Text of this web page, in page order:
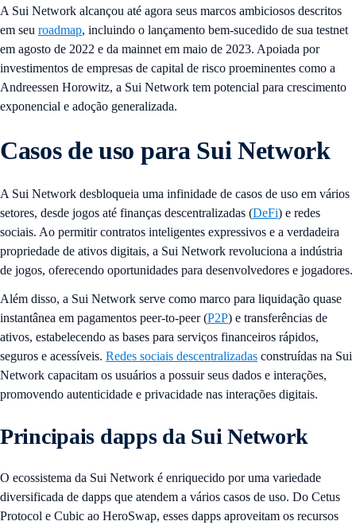
A Sui Network alcançou até agora seus marcos ambiciosos descritos
em seu roadmap, incluindo o lançamento bem-sucedido de sua testnet
em agosto de 2022 e da mainnet em maio de 2023. Apoiada por
investimentos de empresas de capital de risco proeminentes como a
Andreessen Horowitz, a Sui Network tem potencial para crescimento
exponencial e adoção generalizada.
Casos de uso para Sui Network
A Sui Network desbloqueia uma infinidade de casos de uso em vários
setores, desde jogos até finanças descentralizadas (DeFi) e redes
sociais. Ao permitir contratos inteligentes expressivos e a verdadeira
propriedade de ativos digitais, a Sui Network revoluciona a indústria
de jogos, oferecendo oportunidades para desenvolvedores e jogadores.
Além disso, a Sui Network serve como marco para liquidação quase
instantânea em pagamentos peer-to-peer (P2P) e transferências de
ativos, estabelecendo as bases para serviços financeiros rápidos,
seguros e acessíveis. Redes sociais descentralizadas construídas na Sui
Network capacitam os usuários a possuir seus dados e interações,
promovendo autenticidade e privacidade nas interações digitais.
Principais dapps da Sui Network
O ecossistema da Sui Network é enriquecido por uma variedade
diversificada de dapps que atendem a vários casos de uso. Do Cetus
Protocol e Cubic ao HeroSwap, esses dapps aproveitam os recursos